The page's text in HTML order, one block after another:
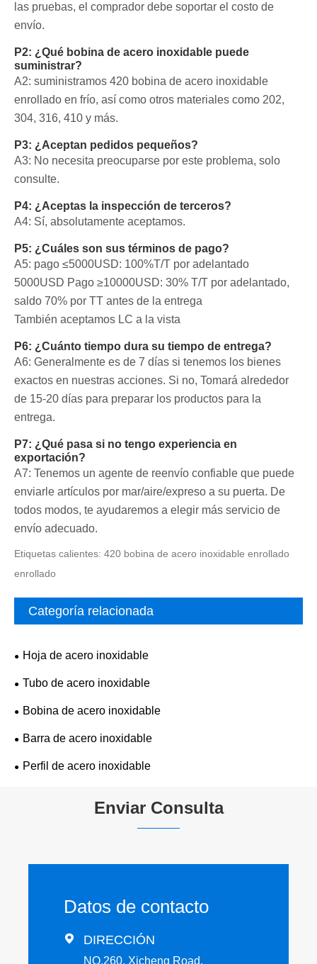
las pruebas, el comprador debe soportar el costo de
envío.
P2: ¿Qué bobina de acero inoxidable puede
suministrar?
A2: suministramos 420 bobina de acero inoxidable
enrollado en frío, así como otros materiales como 202,
304, 316, 410 y más.
P3: ¿Aceptan pedidos pequeños?
A3: No necesita preocuparse por este problema, solo
consulte.
P4: ¿Aceptas la inspección de terceros?
A4: Sí, absolutamente aceptamos.
P5: ¿Cuáles son sus términos de pago?
A5: pago ≤5000USD: 100%T/T por adelantado
5000USD Pago ≥10000USD: 30% T/T por adelantado,
saldo 70% por TT antes de la entrega
También aceptamos LC a la vista
P6: ¿Cuánto tiempo dura su tiempo de entrega?
A6: Generalmente es de 7 días si tenemos los bienes
exactos en nuestras acciones. Si no, Tomará alrededor
de 15-20 días para preparar los productos para la
entrega.
P7: ¿Qué pasa si no tengo experiencia en
exportación?
A7: Tenemos un agente de reenvío confiable que puede
enviarle artículos por mar/aire/expreso a su puerta. De
todos modos, te ayudaremos a elegir más servicio de
envío adecuado.
Etiquetas calientes: 420 bobina de acero inoxidable enrollado
enrollado
Categoría relacionada
Hoja de acero inoxidable
Tubo de acero inoxidable
Bobina de acero inoxidable
Barra de acero inoxidable
Perfil de acero inoxidable
Enviar Consulta
Datos de contacto
 DIRECCIÓN
NO.260, Xicheng Road,